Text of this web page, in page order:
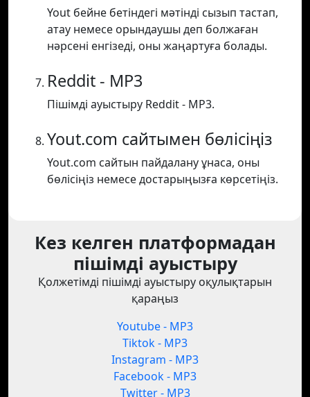
Yout бейне бетіндегі мәтінді сызып тастап,
атау немесе орындаушы деп болжаған
нәрсені енгізеді, оны жаңартуға болады.
Reddit - MP3
Пішімді ауыстыру Reddit - MP3.
Yout.com сайтымен бөлісіңіз
Yout.com сайтын пайдалану ұнаса, оны
бөлісіңіз немесе достарыңызға көрсетіңіз.
Кез келген платформадан
пішімді ауыстыру
Қолжетімді пішімді ауыстыру оқулықтарын
қараңыз
Youtube - MP3
Tiktok - MP3
Instagram - MP3
Facebook - MP3
Twitter - MP3